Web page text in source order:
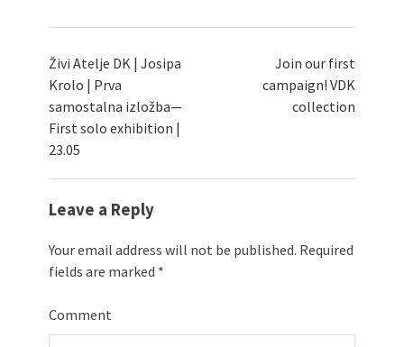
Živi Atelje DK | Josipa
Krolo | Prva
samostalna izložba—
First solo exhibition |
23.05
Join our first
campaign! VDK
collection
Leave a Reply
Your email address will not be published. Required
fields are marked *
Comment